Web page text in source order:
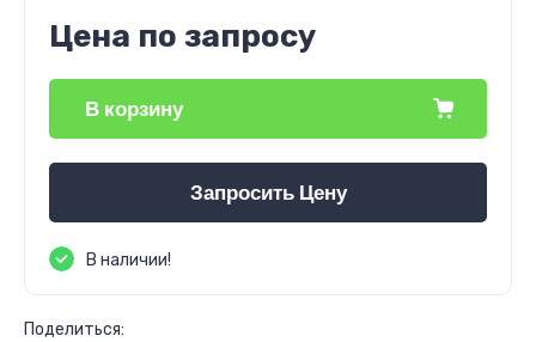
Цена по запросу
В корзину
Запросить Цену
В наличии!
Поделиться: